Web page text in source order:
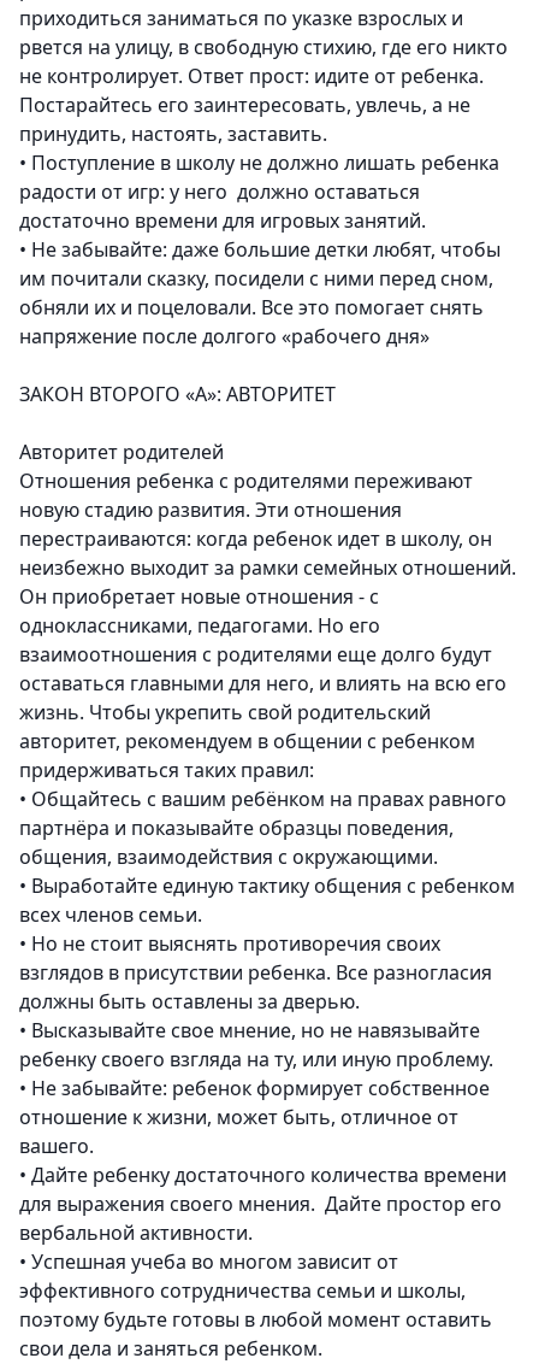
приходиться заниматься по указке взрослых и
рвется на улицу, в свободную стихию, где его никто
не контролирует. Ответ прост: идите от ребенка.
Постарайтесь его заинтересовать, увлечь, а не
принудить, настоять, заставить.
• Поступление в школу не должно лишать ребенка
радости от игр: у него должно оставаться
достаточно времени для игровых занятий.
• Не забывайте: даже большие детки любят, чтобы
им почитали сказку, посидели с ними перед сном,
обняли их и поцеловали. Все это помогает снять
напряжение после долгого «рабочего дня»
ЗАКОН ВТОРОГО «А»: АВТОРИТЕТ
Авторитет родителей
Отношения ребенка с родителями переживают
новую стадию развития. Эти отношения
перестраиваются: когда ребенок идет в школу, он
неизбежно выходит за рамки семейных отношений.
Он приобретает новые отношения - с
одноклассниками, педагогами. Но его
взаимоотношения с родителями еще долго будут
оставаться главными для него, и влиять на всю его
жизнь. Чтобы укрепить свой родительский
авторитет, рекомендуем в общении с ребенком
придерживаться таких правил:
• Общайтесь с вашим ребёнком на правах равного
партнёра и показывайте образцы поведения,
общения, взаимодействия с окружающими.
• Выработайте единую тактику общения с ребенком
всех членов семьи.
• Но не стоит выяснять противоречия своих
взглядов в присутствии ребенка. Все разногласия
должны быть оставлены за дверью.
• Высказывайте свое мнение, но не навязывайте
ребенку своего взгляда на ту, или иную проблему.
• Не забывайте: ребенок формирует собственное
отношение к жизни, может быть, отличное от
вашего.
• Дайте ребенку достаточного количества времени
для выражения своего мнения. Дайте простор его
вербальной активности.
• Успешная учеба во многом зависит от
эффективного сотрудничества семьи и школы,
поэтому будьте готовы в любой момент оставить
свои дела и заняться ребенком.